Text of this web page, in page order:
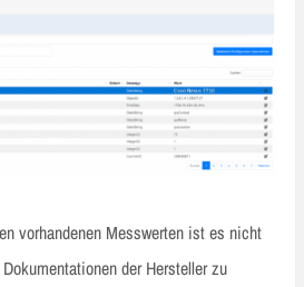
vorhandenen Messwerten ist es nicht
der Hersteller zu